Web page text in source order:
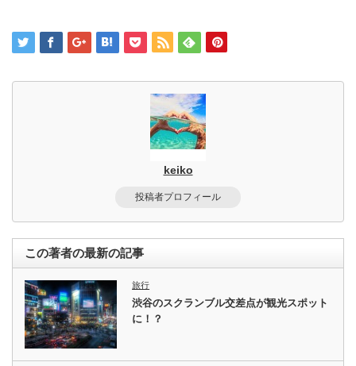
keiko
投稿者プロフィール
この著者の最新の記事
旅行
渋谷のスクランブル交差点が観光スポット
に！？